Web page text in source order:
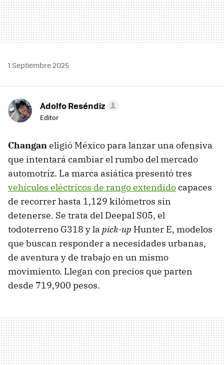
1 Septiembre 2025
Adolfo Reséndiz
Editor
Changaneligió México para lanzar una ofensiva
que intentará cambiar el rumbo del mercado
automotriz. La marca asiática presentó tres
vehículos eléctricos de rango extendidocapaces
de recorrer hasta 1,129 kilómetros sin
detenerse. Se trata del Deepal S05, el
todoterreno G318 y la pick-up Hunter E, modelos
que buscan responder a necesidades urbanas,
de aventura y de trabajo en un mismo
movimiento. Llegan con precios que parten
desde 719,900 pesos.